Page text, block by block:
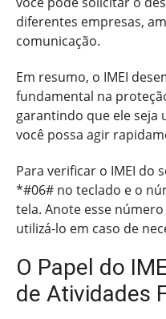
diferentes empresas,
comunicação.
Em resumo, o IMEI
fundamental na
garantindo que ele seja
você possa agir
Para verificar o IMEI do
*#06# no teclado e o
tela. Anote esse
utilizá-lo em caso de
O Papel do
de Atividades